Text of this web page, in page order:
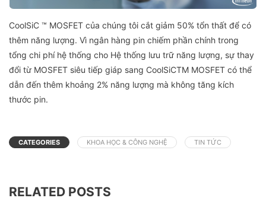
CoolSiC ™ MOSFET của chúng tôi cắt giảm 50% tổn thất để có
thêm năng lượng. Vì ngân hàng pin chiếm phần chính trong
tổng chi phí hệ thống cho Hệ thống lưu trữ năng lượng, sự thay
đổi từ MOSFET siêu tiếp giáp sang CoolSiCTM MOSFET có thể
dẫn đến thêm khoảng 2% năng lượng mà không tăng kích
thước pin.
CATEGORIES KHOA HỌC & CÔNG NGHỆ TIN TỨC
RELATED POSTS